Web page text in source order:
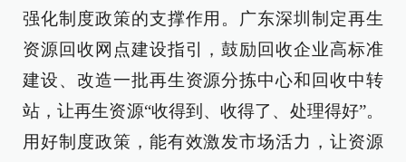
强化制度政策的支撑作用。广东深圳制定再生
资源回收网点建设指引，鼓励回收企业高标准
建设、改造一批再生资源分拣中心和回收中转
站，让再生资源“收得到、收得了、处理得好”。
用好制度政策，能有效激发市场活力，让资源